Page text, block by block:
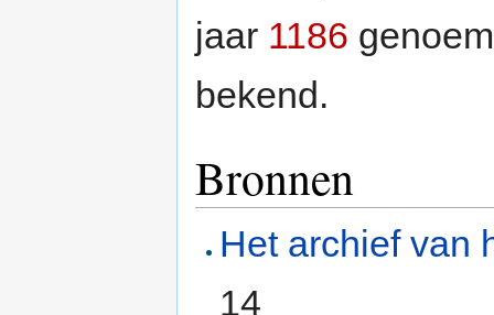
jaar 1186
bekend.
Bronnen
Het archief van
14